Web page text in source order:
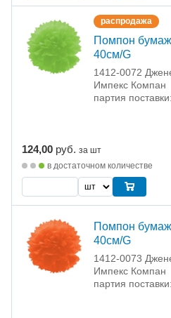
распродажа
Помпон
40см/G
1412-0072
Импекс Компан
партия
124,00 руб. за шт
в достаточном количестве
Помпон
40см/G
1412-0073
Импекс Компан
партия